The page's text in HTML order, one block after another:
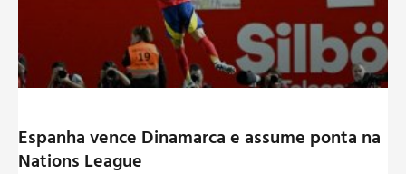
Espanha vence Dinamarca e assume ponta na
Nations League